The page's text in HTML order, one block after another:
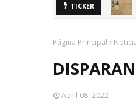
TICKER
Página Principal
Abril 08, 2022